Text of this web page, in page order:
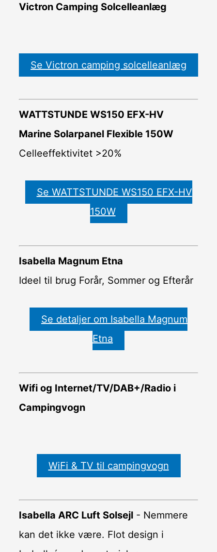
Victron Camping Solcelleanlæg
Se Victron camping solcelleanlæg
WATTSTUNDE WS150 EFX-HV
Marine Solarpanel Flexible 150W
Celleeffektivitet >20%
Se WATTSTUNDE WS150 EFX-HV
150W
Isabella Magnum Etna
Ideel til brug Forår, Sommer og Efterår
Se detaljer om Isabella Magnum
Etna
Wifi og Internet/TV/DAB+/Radio i
Campingvogn
WiFi & TV til campingvogn
Isabella ARC Luft Solsejl- Nemmere
kan det ikke være. Flot design i